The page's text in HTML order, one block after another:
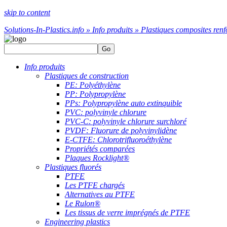
skip to content
Solutions-In-Plastics.info » Info produits » Plastiques composites
Go
Info produits
Plastiques de construction
PE: Polyéthylène
PP: Polypropylène
PPs: Polypropylène auto extinquible
PVC: polyvinyle chlorure
PVC-C: polyvinyle chlorure surchloré
PVDF: Fluorure de polyvinylidène
E-CTFE: Chlorotrifluoroéthylène
Propriétés comparées
Plaques Rocklight®
Plastiques fluorés
PTFE
Les PTFE chargés
Alternatives au PTFE
Le Rulon®
Les tissus de verre imprégnés de PTFE
Engineering plastics